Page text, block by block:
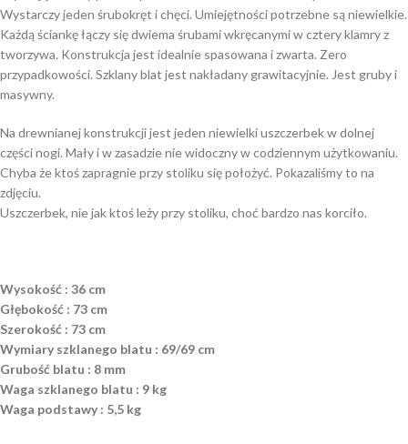
Wystarczy jeden śrubokręt i chęci. Umiejętności potrzebne są niewielkie.
Każdą ściankę łączy się dwiema śrubami wkręcanymi w cztery klamry z
tworzywa. Konstrukcja jest idealnie spasowana i zwarta. Zero
przypadkowości. Szklany blat jest nakładany grawitacyjnie. Jest gruby i
masywny.
Na drewnianej konstrukcji jest jeden niewielki uszczerbek w dolnej
części nogi. Mały i w zasadzie nie widoczny w codziennym użytkowaniu.
Chyba że ktoś zapragnie przy stoliku się położyć. Pokazaliśmy to na
zdjęciu.
Uszczerbek, nie jak ktoś leży przy stoliku, choć bardzo nas korciło.
Wysokość : 36 cm
Głębokość : 73 cm
Szerokość : 73 cm
Wymiary szklanego blatu : 69/69 cm
Grubość blatu : 8 mm
Waga szklanego blatu : 9 kg
Waga podstawy : 5,5 kg